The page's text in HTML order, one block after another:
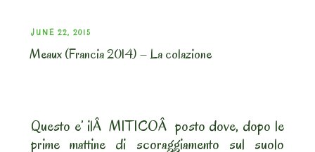
2017”
POSTED
ON
JUNE 22, 2015
Meaux (Francia 2014) – La colazione
Questo e’ ilÂ MITICOÂ posto dove, dopo le
prime mattine di scoraggiamento sul suolo